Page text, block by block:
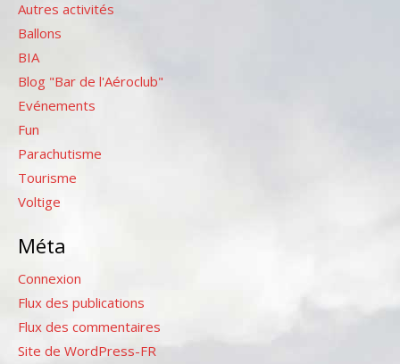
Autres activités
Ballons
BIA
Blog "Bar de l'Aéroclub"
Evénements
Fun
Parachutisme
Tourisme
Voltige
Méta
Connexion
Flux des publications
Flux des commentaires
Site de WordPress-FR